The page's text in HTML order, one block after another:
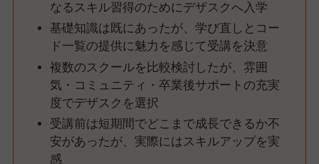
なるスキル習得のためにデザスクへ入学
基礎知識は既にあったが、学び直しとコー
ド一覧の提供に魅力を感じて受講を決意
複数のスクールを比較検討したが、雰囲
気・コミュニティ・卒業後サポートの充実
度でデザスクを選択
受講前は短期間でどこまで成長できるか不
安があったが、実際にはスキルアップを実
感